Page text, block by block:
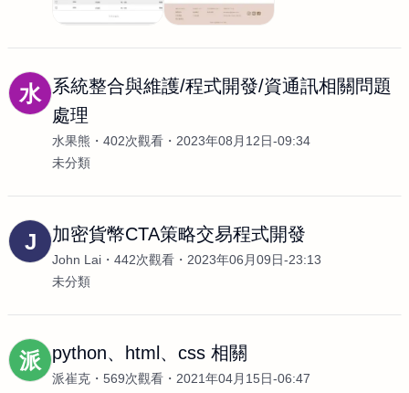
水
系統整合與維護/程式開發/資通訊相關問題
處理
水果熊 402次觀看
2023年08月12日-09:34
未分類
J 加密貨幣CTA策略交易程式開發
John Lai 442次觀看
2023年06月09日-23:13
未分類
派 python、html、css 相關
派崔克 569次觀看 2021年04月15日-06:47